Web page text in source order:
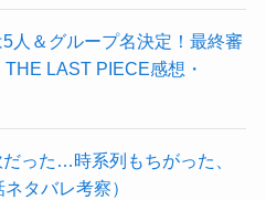
5人＆グループ名決定！最終審
LAST PIECE感想・
った…時系列もちがった、
タバレ考察）